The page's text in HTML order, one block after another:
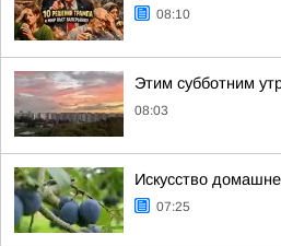
08:10
Этим субботним
08:03
Искусство
07:25